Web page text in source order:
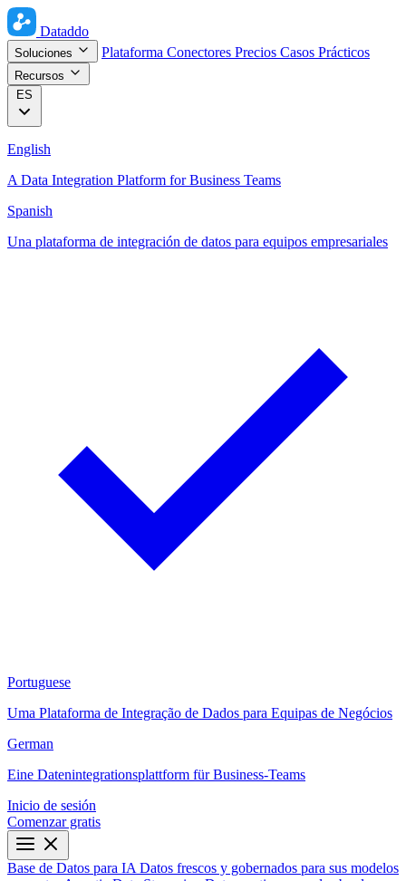
Dataddo
Soluciones Plataforma Conectores Precios Casos Prácticos
Recursos
ES
English
A Data Integration Platform for Business Teams
Spanish
Una plataforma de integración de datos para equipos empresariales
Portuguese
Uma Plataforma de Integração de Dados para Equipas de Negócios
German
Eine Datenintegrationsplattform für Business-Teams
Inicio de sesión
Comenzar gratis
Base de Datos para IA Datos frescos y gobernados para sus modelos